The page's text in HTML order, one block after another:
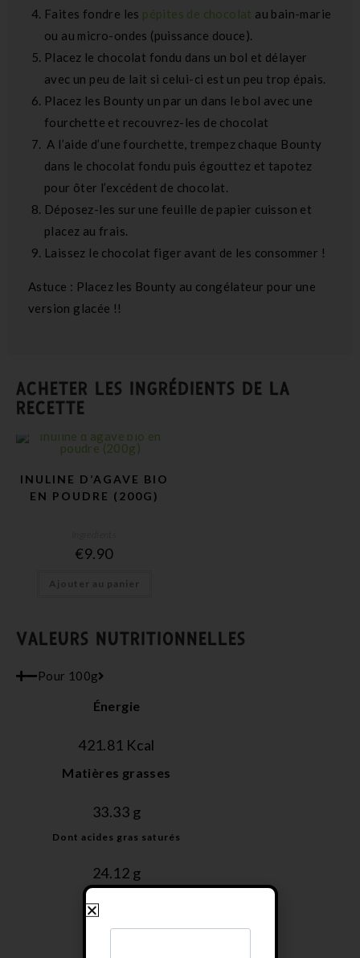
Faites fondre les pépites de chocolat au bain-marie
ou au micro-ondes (puissance douce).
Placez le chocolat fondu dans un bol et délayer
avec un peu de lait si celui-ci est un peu trop épais.
Placez les Bounty un par un dans le bol avec une
fourchette et recouvrez-les de chocolat
A l’aide d’une fourchette, trempez chaque Bounty
dans le chocolat fondu puis égouttez et tapotez
pour ôter l’excédent de chocolat.
Déposez-les sur une feuille de papier cuisson et
placez au frais.
Laissez le chocolat figer avant de les consommer !
Astuce : Placez les Bounty au congélateur pour une
version glacée !!
ACHETER LES INGRÉDIENTS DE LA
RECETTE
INULINE D’AGAVE BIO
EN POUDRE (200G)
€9.90
Ajouter au panier
VALEURS NUTRITIONNELLES
Pour 100g
Énergie
421.81 Kcal
Matières grasses
33.33 g
Dont acides gras saturés
24.12 g
Glucides